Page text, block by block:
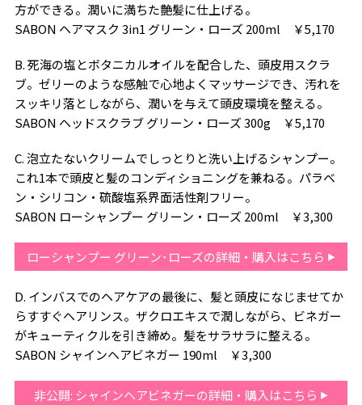
方ができる。潤いに満ちた艶髪に仕上げる。
SABON ヘアマスク 3in1 グリーン・ローズ 200ml ￥5,170
B. 死海の塩とボタニカルオイルを配合した、頭皮用スクラ
ブ。ゼリーのような感触で心地よくマッサージでき、汚れを
スッキリ落としながら、潤いを与えて頭皮環境を整える。
SABON ヘッドスクラブ グリーン・ローズ 300g ￥5,170
C. 泡立たないクリームでしっとりと洗い上げるシャンプー。
これ1本で頭皮と髪のコンディショニングを兼ねる。パラベ
ン・シリコン・硫酸塩系界面活性剤フリー。
SABON ローシャンプー グリーン・ローズ 200ml ￥3,300
ローシャンプー グリーン･ローズの詳細・購入はこちら
D. インバスでのヘアケアの最後に、髪と頭皮になじませてか
らすすぐヘアリンス。ザクロエキスで潤しながら、ビネガー
がキューティクルを引き締め。髪をサラサラに整える。
SABON シャインヘアビネガー 190ml ￥3,300
非公開: シャインヘアビネガーの詳細・購入はこちら